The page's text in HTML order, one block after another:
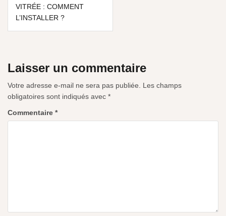
VITRÉE : COMMENT
L’INSTALLER ?
Laisser un commentaire
Votre adresse e-mail ne sera pas publiée.
Les champs
obligatoires sont indiqués avec *
Commentaire *